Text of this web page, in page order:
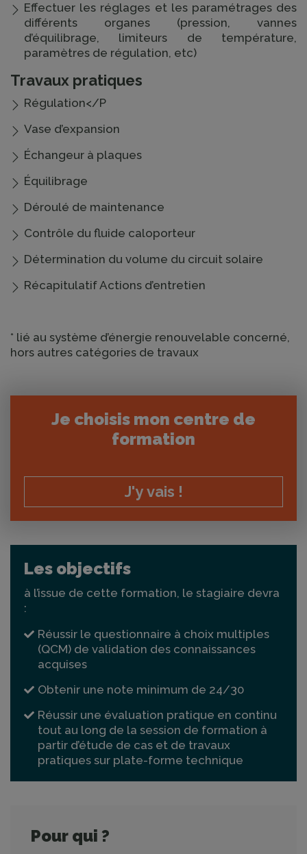
Effectuer les réglages et les paramétrages des
différents organes (pression, vannes
d’équilibrage, limiteurs de température,
paramètres de régulation, etc)
Travaux pratiques
Régulation</P
Vase d’expansion
Échangeur à plaques
Équilibrage
Déroulé de maintenance
Contrôle du fluide caloporteur
Détermination du volume du circuit solaire
Récapitulatif Actions d’entretien
* lié au système d’énergie renouvelable concerné,
hors autres catégories de travaux
Je choisis mon centre de
formation
J'y vais !
Les objectifs
à l’issue de cette formation, le stagiaire devra
:
Réussir le questionnaire à choix multiples
(QCM) de validation des connaissances
acquises
Obtenir une note minimum de 24/30
Réussir une évaluation pratique en continu
tout au long de la session de formation à
partir d’étude de cas et de travaux
pratiques sur plate-forme technique
Pour qui ?